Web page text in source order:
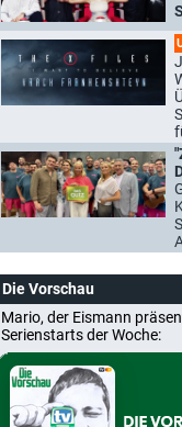
Die Vorschau
Mario, der Eismann
Serienstarts der Woche: